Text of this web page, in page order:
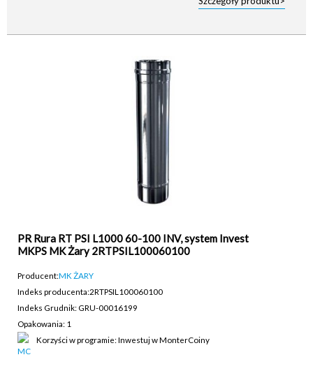
PR Rura RT PSI L1000 60-100 INV, system Invest
MKPS MK Żary 2RTPSIL100060100
Producent:MK ŻARY
Indeks producenta:2RTPSIL100060100
Indeks Grudnik: GRU-00016199
Opakowania: 1
Korzyści w programie: Inwestuj w MonterCoiny